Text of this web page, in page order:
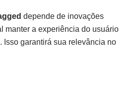
depende de inovações
manter a experiência do usuário
Isso garantirá sua relevância no